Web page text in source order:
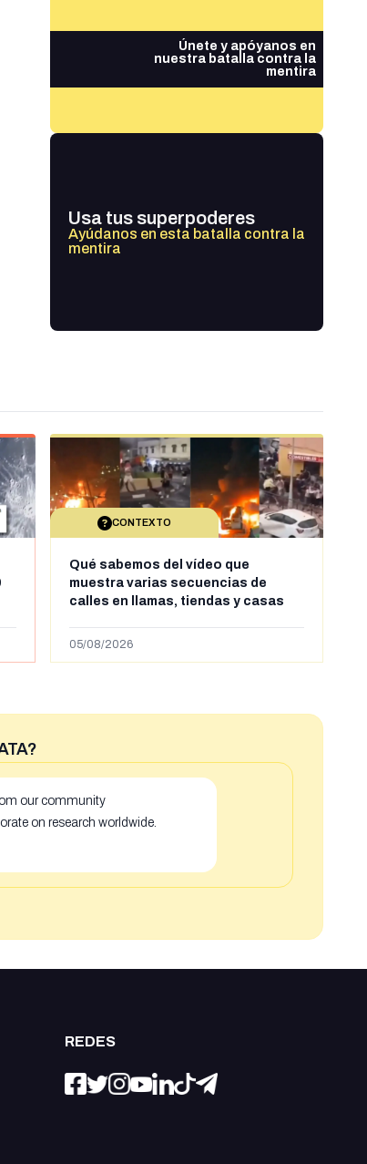
Únete y apóyanos en
nuestra batalla contra la
mentira
Usa tus superpoderes
Ayúdanos en esta batalla contra la
mentira
CONTEXTO
Qué sabemos del vídeo que
muestra varias secuencias de
calles en llamas, tiendas y casas
supuestamente en España tras la
05/08/2026
our community
on research worldwide.
REDES